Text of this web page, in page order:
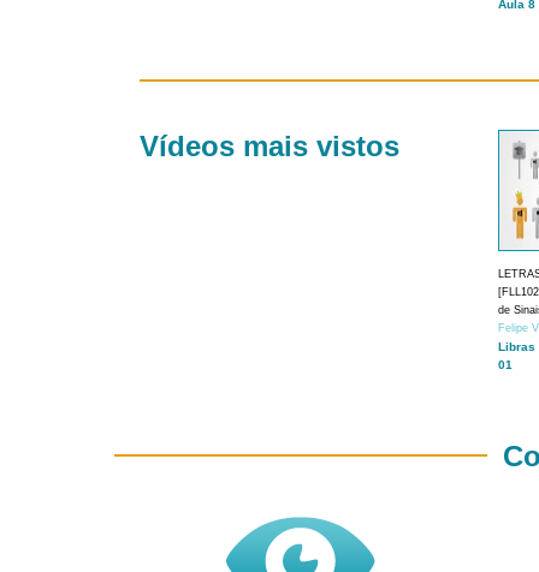
Aula 8
Vídeos mais vistos
de
Felipe
Libras
01